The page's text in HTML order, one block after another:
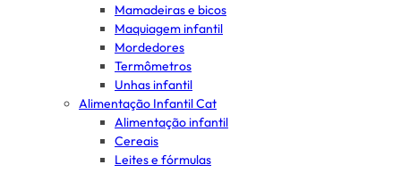
Mamadeiras e bicos
Maquiagem infantil
Mordedores
Termômetros
Unhas infantil
Alimentação Infantil Cat
Alimentação infantil
Cereais
Leites e fórmulas